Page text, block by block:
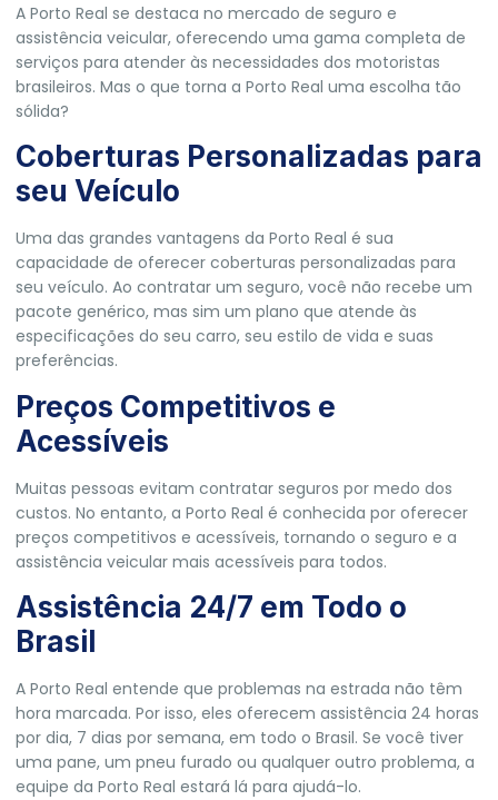
A Porto Real se destaca no mercado de seguro e
assistência veicular, oferecendo uma gama completa de
serviços para atender às necessidades dos motoristas
brasileiros. Mas o que torna a Porto Real uma escolha tão
sólida?
Coberturas Personalizadas para
seu Veículo
Uma das grandes vantagens da Porto Real é sua
capacidade de oferecer coberturas personalizadas para
seu veículo. Ao contratar um seguro, você não recebe um
pacote genérico, mas sim um plano que atende às
especificações do seu carro, seu estilo de vida e suas
preferências.
Preços Competitivos e
Acessíveis
Muitas pessoas evitam contratar seguros por medo dos
custos. No entanto, a Porto Real é conhecida por oferecer
preços competitivos e acessíveis, tornando o seguro e a
assistência veicular mais acessíveis para todos.
Assistência 24/7 em Todo o
Brasil
A Porto Real entende que problemas na estrada não têm
hora marcada. Por isso, eles oferecem assistência 24 horas
por dia, 7 dias por semana, em todo o Brasil. Se você tiver
uma pane, um pneu furado ou qualquer outro problema, a
equipe da Porto Real estará lá para ajudá-lo.